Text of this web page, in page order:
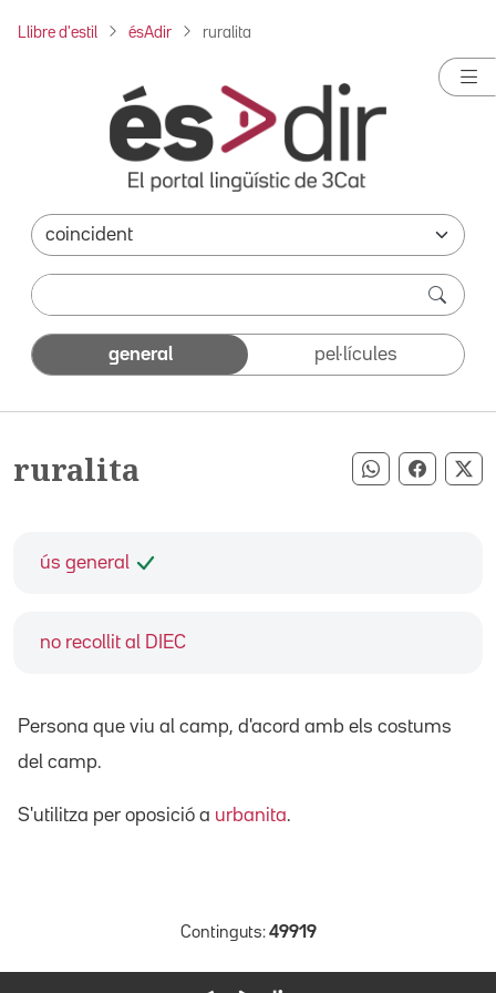
Llibre d'estil ésAdir ruralita
general pel·lícules
ruralita Compartir
ús general
no recollit al DIEC
Persona que viu al camp, d'acord amb els costums
del camp.
S'utilitza per oposició a urbanita.
Continguts: 49919